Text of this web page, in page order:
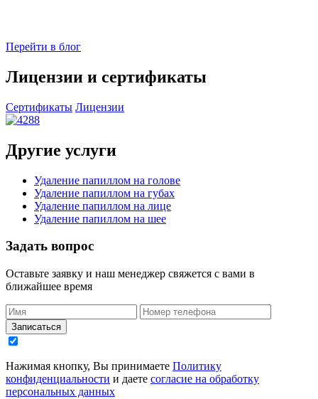
Перейти в блог
Лицензии и сертификаты
Сертификаты Лицензии
Другие услуги
Удаление папиллом на голове
Удаление папиллом на губах
Удаление папиллом на лице
Удаление папиллом на шее
Задать вопрос
Оставьте заявку и наш менеджер свяжется с вами в
ближайшее время
Записаться
Нажимая кнопку, Вы принимаете Политику
конфиденциальности и даете согласие на обработку
персональных данных